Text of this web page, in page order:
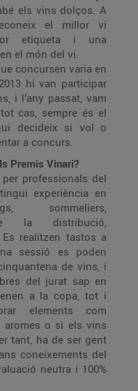
els vins dolços. A
el millor vi
etiqueta i una
el món del vi.
concursen varia en
hi van participar
i l’any passat, vam
cas, sempre és el
decideix si vol o
a concurs.
Premis Vinari?
professionals del
experiència en
sommeliers,
la distribució,
realitzen tastos a
sessió es poden
de vins, i
del jurat sap en
a la copa, tot i
elements com
aromes o si els vins
tant, ha de ser gent
coneixements del
neutra i 100%